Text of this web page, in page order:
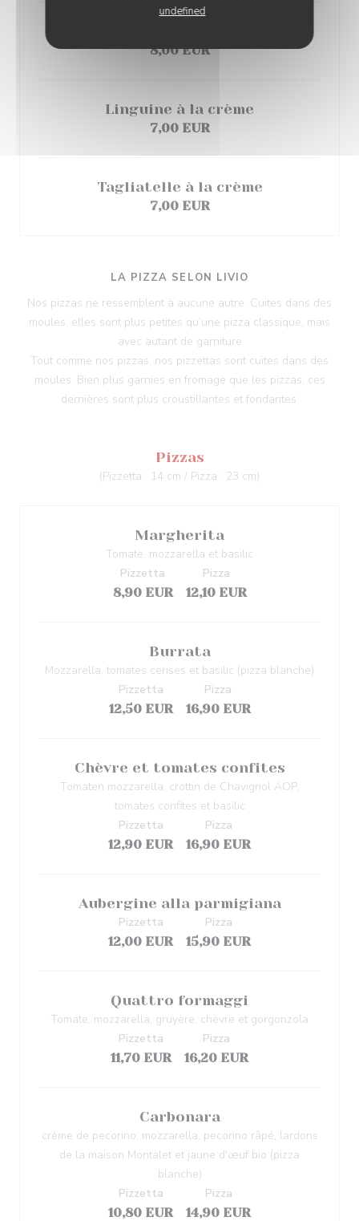
undefined
8,00 EUR
Linguine à la crème
7,00 EUR
Tagliatelle à la crème
7,00 EUR
LA PIZZA SELON LIVIO
Nos pizzas ne ressemblent à aucune autre. Cuites dans des
moules, elles sont plus petites qu’une pizza classique, mais
avec autant de garniture
Tout comme nos pizzas, nos pizzettas sont cuites dans des
moules. Bien plus garnies en fromage que les pizzas, ces
dernières sont plus croustillantes et fondantes.
Pizzas
(Pizzetta : 14 cm / Pizza : 23 cm)
Margherita
Tomate, mozzarella et basilic
8,90 EUR
Pizzetta
12,10 EUR
Pizza
Burrata
Mozzarella, tomates cerises et basilic (pizza blanche)
12,50 EUR
Pizzetta
16,90 EUR
Pizza
Chèvre et tomates confites
Tomaten mozzarella, crottin de Chavignol AOP,
tomates confites et basilic
12,90 EUR
Pizzetta
16,90 EUR
Pizza
Aubergine alla parmigiana
12,00 EUR
Pizzetta
15,90 EUR
Pizza
Quattro formaggi
Tomate, mozzarella, gruyère, chèvre et gorgonzola
11,70 EUR
Pizzetta
16,20 EUR
Pizza
Carbonara
crème de pecorino, mozzarella, pecorino râpé, lardons
de la maison Montalet et jaune d'œuf bio (pizza
blanche)
10,80 EUR
Pizzetta
14,90 EUR
Pizza